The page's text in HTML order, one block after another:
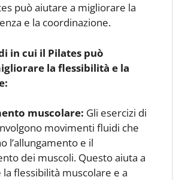
può aiutare a migliorare la
e la coordinazione.
in cui il Pilates può
la flessibilità e la
muscolare: Gli esercizi di
movimenti fluidi che
l’allungamento e il
dei muscoli. Questo aiuta a
flessibilità muscolare e a